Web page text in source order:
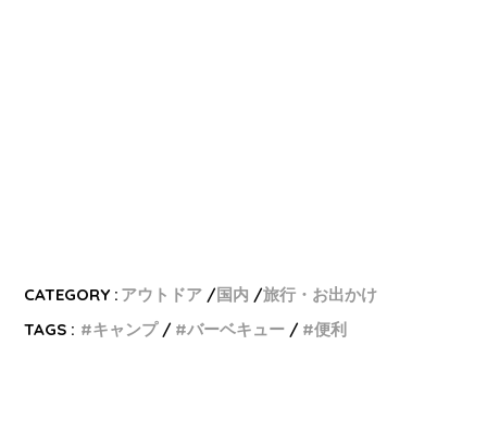
CATEGORY : アウトドア 国内
旅行・お出かけ
TAGS :
キャンプ バーベキュー 便利